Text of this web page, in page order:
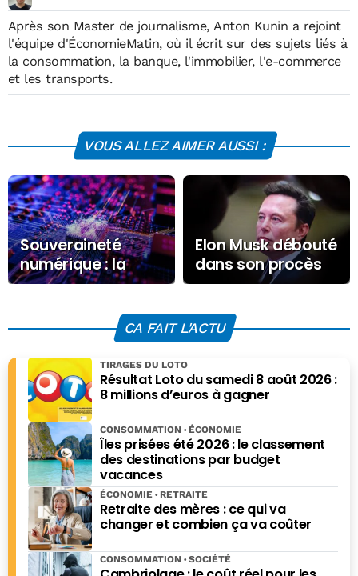
Après son Master de journalisme, Anton Kunin a rejoint
l'équipe d'ÉconomieMatin, où il écrit sur des sujets liés à
la consommation, la banque, l'immobilier, l'e-commerce
et les transports.
VOUS ALLEZ AIMER AUSSI :
Souveraineté
numérique : la
prochaine ligne de
Elon Musk débouté
dans son procès
contre OpenAI
prescription
CA FAIT L'ACTU
Résultat Loto du samedi 8 août 2026 :
8 millions d’euros à gagner
TIRAGES DU LOTO
Îles prisées été 2026 : le classement
des destinations par budget
vacances
CONSOMMATION ÉCONOMIE
Retraite des mères : ce qui va
changer et combien ça va coûter
ÉCONOMIE RETRAITE
CONSOMMATION SOCIÉTÉ